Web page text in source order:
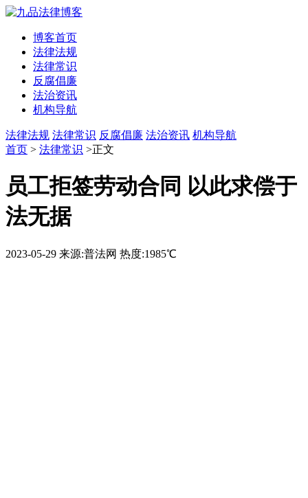
博客首页
法律法规
法律常识
反腐倡廉
法治资讯
机构导航
法律法规 法律常识 反腐倡廉 法治资讯 机构导航
首页 > 法律常识 >正文
员工拒签劳动合同 以此求偿于
法无据
2023-05-29 来源:普法网 热度:1985℃